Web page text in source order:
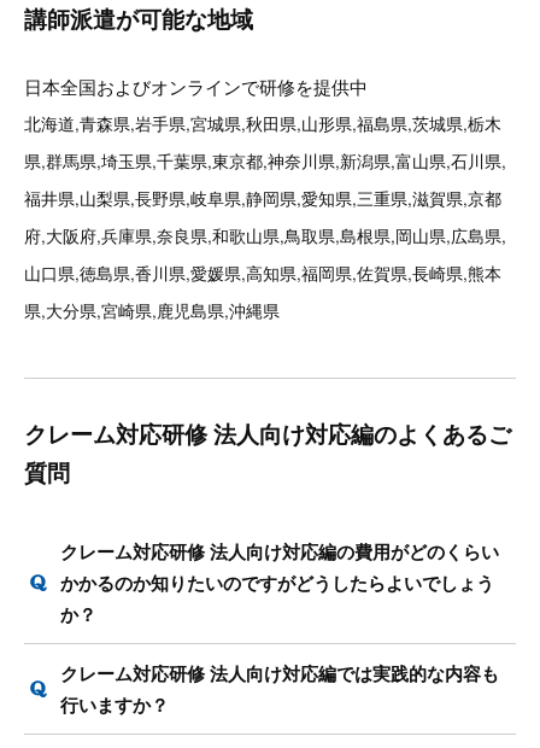
講師派遣が可能な地域
日本全国およびオンラインで研修を提供中
北海道,青森県,岩手県,宮城県,秋田県,山形県,福島県,茨城県,栃木
県,群馬県,埼玉県,千葉県,東京都,神奈川県,新潟県,富山県,石川県,
福井県,山梨県,長野県,岐阜県,静岡県,愛知県,三重県,滋賀県,京都
府,大阪府,兵庫県,奈良県,和歌山県,鳥取県,島根県,岡山県,広島県,
山口県,徳島県,香川県,愛媛県,高知県,福岡県,佐賀県,長崎県,熊本
県,大分県,宮崎県,鹿児島県,沖縄県
クレーム対応研修 法人向け対応編のよくあるご
質問
クレーム対応研修 法人向け対応編の費用がどのくらい
かかるのか知りたいのですがどうしたらよいでしょう
か？
クレーム対応研修 法人向け対応編では実践的な内容も
行いますか？